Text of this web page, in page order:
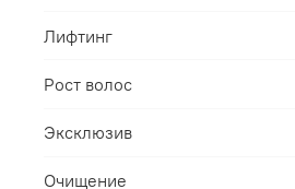
Лифтинг
Рост волос
Эксклюзив
Очищение